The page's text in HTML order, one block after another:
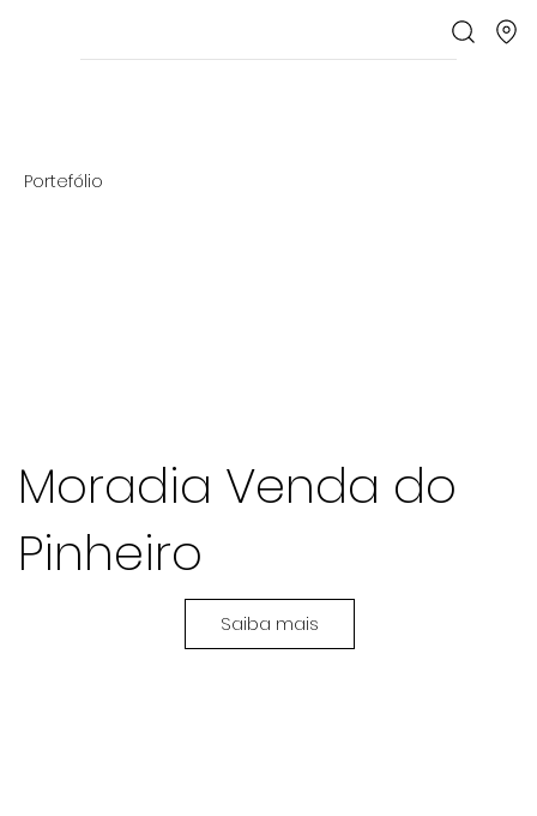
Portefólio
Moradia Venda do
Pinheiro
Saiba mais